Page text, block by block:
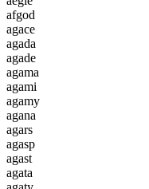
afgod
agace
agada
agade
agama
agami
agamy
agana
agars
agasp
agast
agata